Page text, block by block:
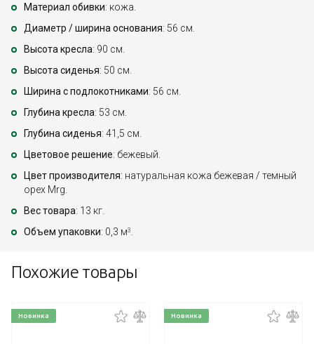
Материал обивки: кожа.
Диаметр / ширина основания: 56 см.
Высота кресла: 90 см.
Высота сиденья: 50 см.
Ширина с подлокотниками: 56 см.
Глубина кресла: 53 см.
Глубина сиденья: 41,5 см.
Цветовое решение: бежевый.
Цвет производителя: натуральная кожа бежевая / темный
орех Mrg.
Вес товара: 13 кг.
Объем упаковки: 0,3 м3
Похожие товары
Новинка Новинка